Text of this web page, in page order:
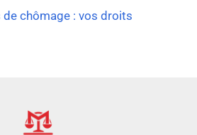
de chômage : vos droits